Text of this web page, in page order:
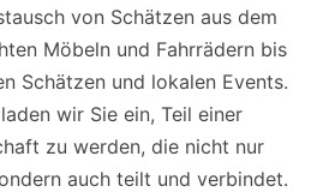
von Schätzen aus dem
Möbeln und Fahrrädern bis
Schätzen und lokalen Events.
wir Sie ein, Teil einer
zu werden, die nicht nur
auch teilt und verbindet.